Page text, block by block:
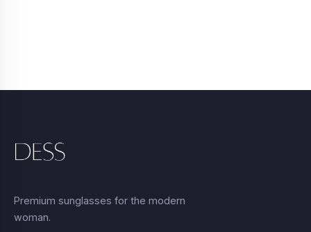
Premium sunglasses for the modern
woman.